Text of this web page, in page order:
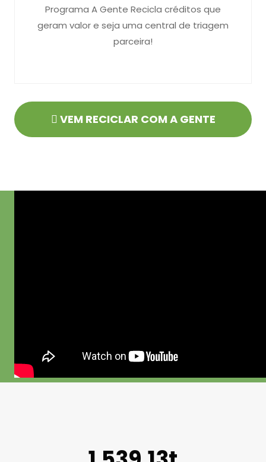
Programa A Gente Recicla créditos que
geram valor e seja uma central de triagem
parceira!
VEM RECICLAR COM A GENTE